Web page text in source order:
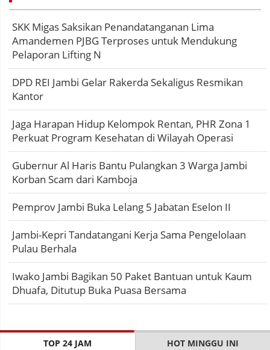
SKK Migas Saksikan Penandatanganan Lima
Amandemen PJBG Terproses untuk Mendukung
Pelaporan Lifting N
DPD REI Jambi Gelar Rakerda Sekaligus Resmikan
Kantor
Jaga Harapan Hidup Kelompok Rentan, PHR Zona 1
Perkuat Program Kesehatan di Wilayah Operasi
Gubernur Al Haris Bantu Pulangkan 3 Warga Jambi
Korban Scam dari Kamboja
Pemprov Jambi Buka Lelang 5 Jabatan Eselon II
Jambi-Kepri Tandatangani Kerja Sama Pengelolaan
Pulau Berhala
Iwako Jambi Bagikan 50 Paket Bantuan untuk Kaum
Dhuafa, Ditutup Buka Puasa Bersama
TOP 24 JAM HOT MINGGU INI